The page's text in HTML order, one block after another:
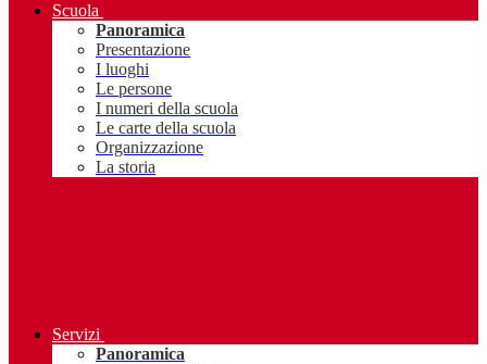
Scuola
Panoramica
Presentazione
I luoghi
Le persone
I numeri della scuola
Le carte della scuola
Organizzazione
La storia
Servizi
Panoramica